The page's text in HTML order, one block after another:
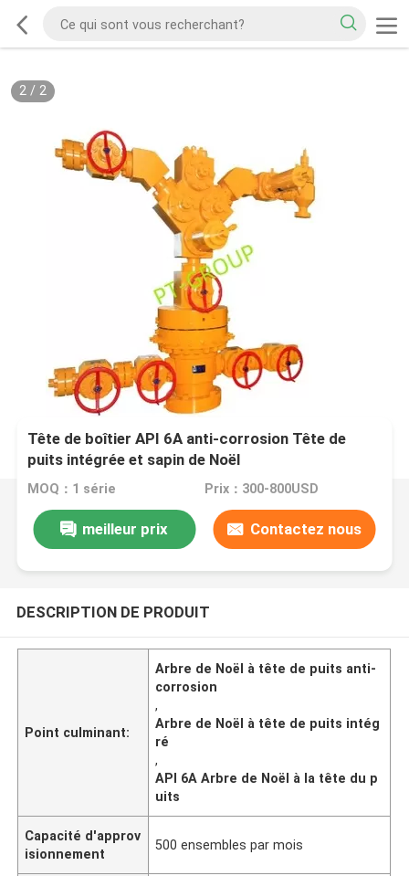
2/ 2
Tête de boîtier API 6A anti-corrosion Tête de
puits intégrée et sapin de Noël
MOQ：1 série Prix：300-800USD
meilleur prix Contactez nous
DESCRIPTION DE PRODUIT
Point culminant:
Arbre de Noël à tête de puits anti-
corrosion
,
Arbre de Noël à tête de puits intég
ré
,
API 6A Arbre de Noël à la tête du p
uits
Capacité d'approv
isionnement
500 ensembles par mois